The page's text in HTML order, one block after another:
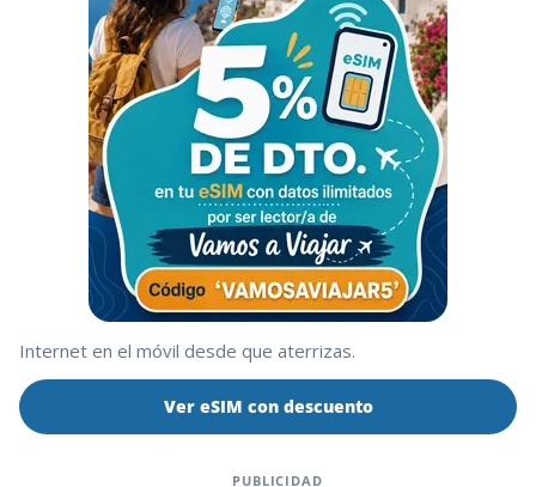
Internet en el móvil desde que aterrizas.
Ver eSIM con descuento
PUBLICIDAD